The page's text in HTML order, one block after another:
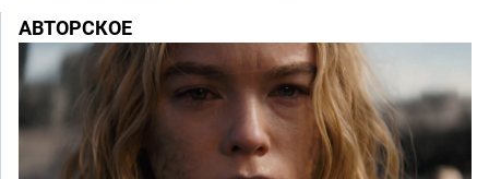
АВТОРСКОЕ